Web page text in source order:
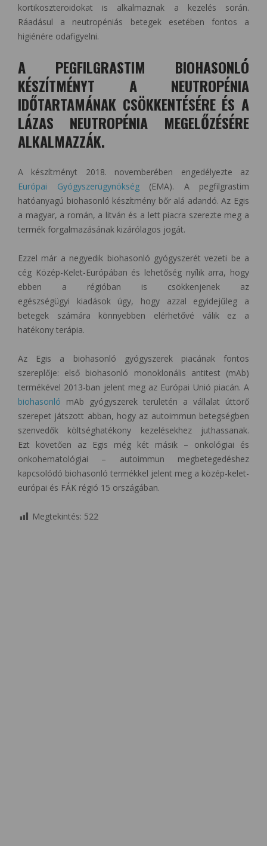
kortikoszteroidokat is alkalmaznak a kezelés során.
Ráadásul a neutropéniás betegek esetében fontos a
higiénére odafigyelni.
A PEGFILGRASTIM BIOHASONLÓ
KÉSZÍTMÉNYT A NEUTROPÉNIA
IDŐTARTAMÁNAK CSÖKKENTÉSÉRE ÉS A
LÁZAS NEUTROPÉNIA MEGELŐZÉSÉRE
ALKALMAZZÁK.
A készítményt 2018. novemberében engedélyezte az
Európai Gyógyszerügynökség(EMA). A pegfilgrastim
hatóanyagú biohasonló készítmény bőr alá adandó. Az Egis
a magyar, a román, a litván és a lett piacra szerezte meg a
termék forgalmazásának kizárólagos jogát.
Ezzel már a negyedik biohasonló gyógyszerét vezeti be a
cég Közép-Kelet-Európában és lehetőség nyílik arra, hogy
ebben a régióban is csökkenjenek az
egészségügyi kiadások úgy, hogy azzal egyidejűleg a
betegek számára könnyebben elérhetővé válik ez a
hatékony terápia.
Az Egis a biohasonló gyógyszerek piacának fontos
szereplője: első biohasonló monoklonális antitest (mAb)
termékével 2013-ban jelent meg az Európai Unió piacán. A
biohasonló mAb gyógyszerek területén a vállalat úttörő
szerepet játszott abban, hogy az autoimmun betegségben
szenvedők költséghatékony kezelésekhez juthassanak.
Ezt követően az Egis még két másik – onkológiai és
onkohematológiai – autoimmun megbetegedéshez
kapcsolódó biohasonló termékkel jelent meg a közép-kelet-
európai és FÁK régió 15 országában.
Megtekintés: 522